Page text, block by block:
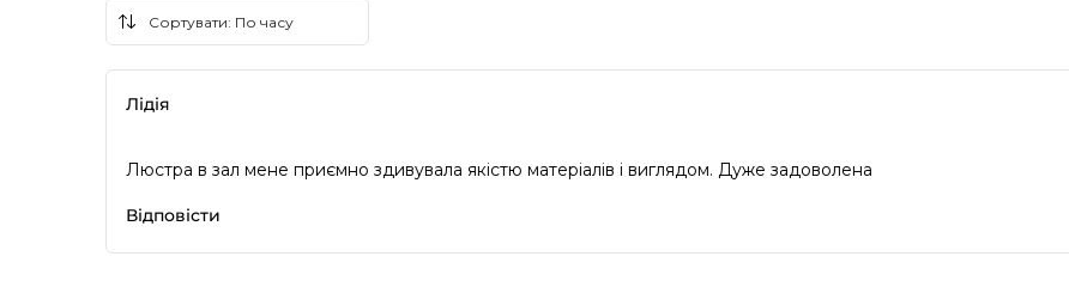
Лідія
Люстра в зал мене приємно здивувала якістю матеріалів і виглядом. Дуже задоволена
Відповісти